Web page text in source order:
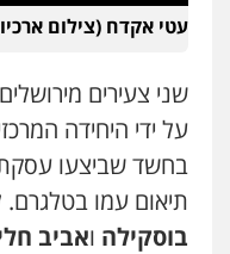
עו"ד
עו"ד
פלילי
קטינים
עטי אקדח (צילום
על ידי היחידה
בחשד שביצעו
תיאום עמו
בוסקילה ואביב